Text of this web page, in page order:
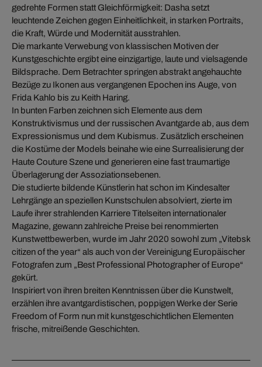
gedrehte Formen statt Gleichförmigkeit: Dasha setzt
leuchtende Zeichen gegen Einheitlichkeit, in starken Portraits,
die Kraft, Würde und Modernität ausstrahlen.
Die markante Verwebung von klassischen Motiven der
Kunstgeschichte ergibt eine einzigartige, laute und vielsagende
Bildsprache. Dem Betrachter springen abstrakt angehauchte
Bezüge zu Ikonen aus vergangenen Epochen ins Auge, von
Frida Kahlo bis zu Keith Haring.
In bunten Farben zeichnen sich Elemente aus dem
Konstruktivismus und der russischen Avantgarde ab, aus dem
Expressionismus und dem Kubismus. Zusätzlich erscheinen
die Kostüme der Models beinahe wie eine Surrealisierung der
Haute Couture Szene und generieren eine fast traumartige
Überlagerung der Assoziationsebenen.
Die studierte bildende Künstlerin hat schon im Kindesalter
Lehrgänge an speziellen Kunstschulen absolviert, zierte im
Laufe ihrer strahlenden Karriere Titelseiten internationaler
Magazine, gewann zahlreiche Preise bei renommierten
Kunstwettbewerben, wurde im Jahr 2020 sowohl zum „Vitebsk
citizen of the year“ als auch von der Vereinigung Europäischer
Fotografen zum „Best Professional Photographer of Europe“
gekürt.
Inspiriert von ihren breiten Kenntnissen über die Kunstwelt,
erzählen ihre avantgardistischen, poppigen Werke der Serie
Freedom of Form nun mit kunstgeschichtlichen Elementen
frische, mitreißende Geschichten.